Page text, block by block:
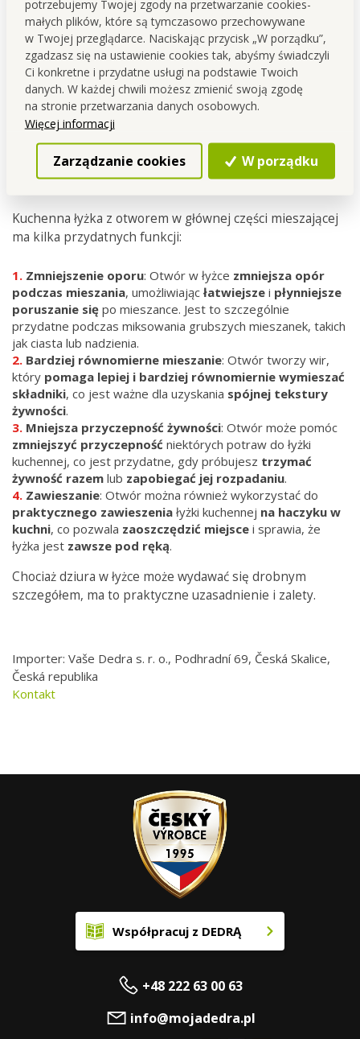
potrzebujemy Twojej zgody na przetwarzanie cookies-
małych plików, które są tymczasowo przechowywane
w Twojej przeglądarce. Naciskając przycisk „W porządku”,
zgadzasz się na ustawienie cookies tak, abyśmy świadczyli
Ci konkretne i przydatne usługi na podstawie Twoich
danych. W każdej chwili możesz zmienić swoją zgodę
na stronie przetwarzania danych osobowych.
Więcej informacji
Zarządzanie cookies W porządku
Dzięki otworowiżywność nie przykleja się
Mniejszy opórpodczas mieszania.
Otwór tworzy wir, który pomagalepieji bardziej
równomiernie wymieszać składniki.
Kuchenna łyżka z otworem w głównej części mieszającej
ma kilka przydatnych funkcji:
Zmniejszenie oporu: Otwór w łyżce zmniejsza opór
podczas mieszania, umożliwiając łatwiejsze i płynniejsze
poruszanie się po mieszance. Jest to szczególnie
przydatne podczas miksowania grubszych mieszanek, takich
jak ciasta lub nadzienia.
Bardziej równomierne mieszanie: Otwór tworzy wir,
który pomaga lepiej i bardziej równomiernie wymieszać
składniki, co jest ważne dla uzyskania spójnej tekstury
żywności.
Mniejsza przyczepność żywności: Otwór może pomóc
zmniejszyć przyczepność niektórych potraw do łyżki
kuchennej, co jest przydatne, gdy próbujesz trzymać
żywność razem lub zapobiegać jej rozpadaniu.
Zawieszanie: Otwór można również wykorzystać do
praktycznego zawieszenia łyżki kuchennej na haczyku w
kuchni, co pozwala zaoszczędzić miejsce i sprawia, że ​​
łyżka jest zawsze pod ręką.
Chociaż dziura w łyżce może wydawać się drobnym
szczegółem, ma to praktyczne uzasadnienie i zalety.
Importer: Vaše Dedra s. r. o., Podhradní 69, Česká Skalice,
Česká republika
Kontakt
Współpracuj z DEDRĄ
+48 222 63 00 63
info@mojadedra.pl